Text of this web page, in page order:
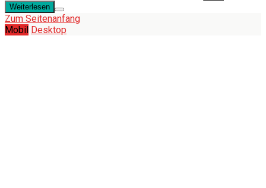
Weiterlesen
Zum Seitenanfang
Mobil Desktop